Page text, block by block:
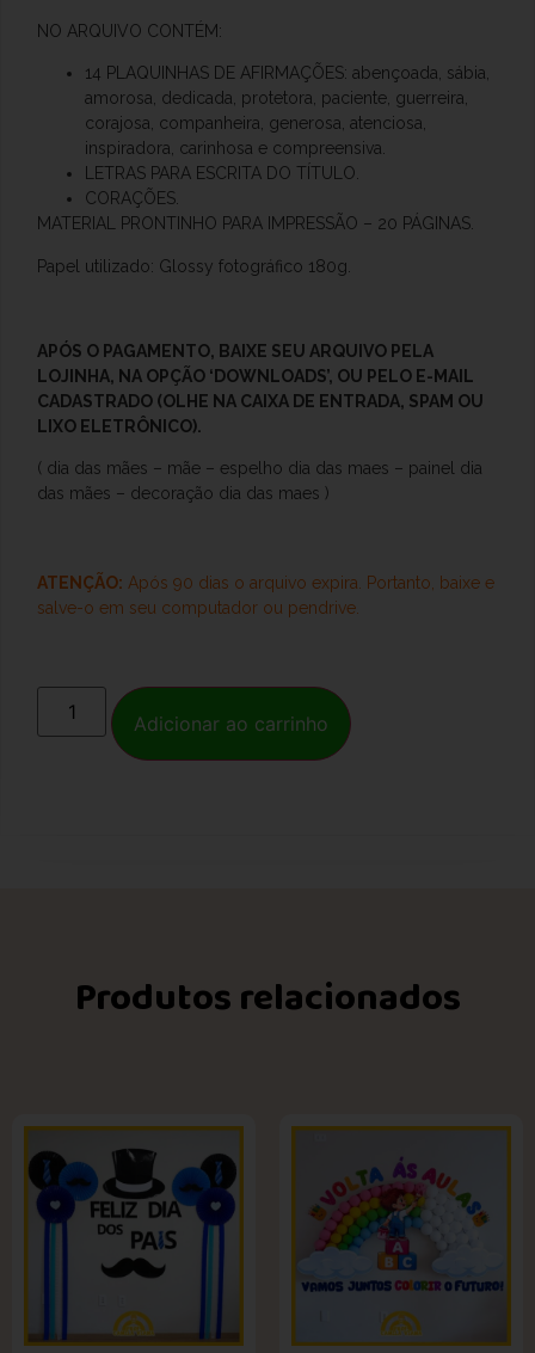
NO ARQUIVO CONTÉM:
14 PLAQUINHAS DE AFIRMAÇÕES: abençoada, sábia,
amorosa, dedicada, protetora, paciente, guerreira,
corajosa, companheira, generosa, atenciosa,
inspiradora, carinhosa e compreensiva.
LETRAS PARA ESCRITA DO TÍTULO.
CORAÇÕES.
MATERIAL PRONTINHO PARA IMPRESSÃO – 20 PÁGINAS.
Papel utilizado: Glossy fotográfico 180g.
APÓS O PAGAMENTO, BAIXE SEU ARQUIVO PELA
LOJINHA, NA OPÇÃO ‘DOWNLOADS’, OU PELO E-MAIL
CADASTRADO (OLHE NA CAIXA DE ENTRADA, SPAM OU
LIXO ELETRÔNICO).
( dia das mães – mãe – espelho dia das maes – painel dia
das mães – decoração dia das maes )
ATENÇÃO: Após 90 dias o arquivo expira. Portanto, baixe e
salve-o em seu computador ou pendrive.
Adicionar ao carrinho
Produtos relacionados